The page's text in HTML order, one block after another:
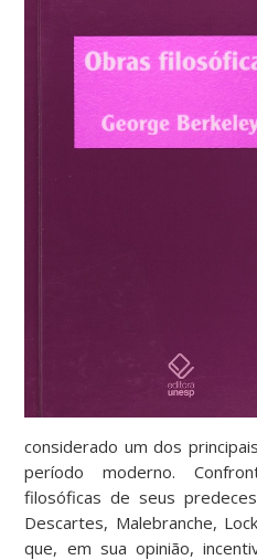
considerado um dos
período moderno.
filosóficas de seus
Descartes, Malebranche,
que, em sua opinião,